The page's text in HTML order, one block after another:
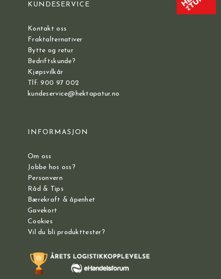
KUNDESERVICE
Kontakt oss
Fraktalternativer
Bytte og retur
Bedriftskunde?
Kjøpsvilkår
Tlf: 900 97 002
kundeservice@hektapatur.no
INFORMASJON
Om oss
Jobbe hos oss?
Personvern
Råd & Tips
Bærekraft & åpenhet
Gavekort
Cookies
Vil du bli produkttester?